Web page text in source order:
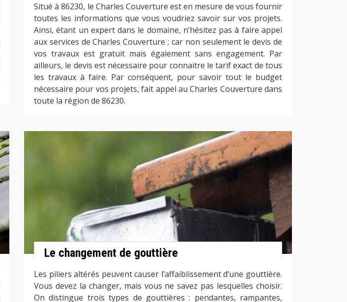
Situé à 86230, le Charles Couverture est en mesure de vous fournir
toutes les informations que vous voudriez savoir sur vos projets.
Ainsi, étant un expert dans le domaine, n’hésitez pas à faire appel
aux services de Charles Couverture ; car non seulement le devis de
vos travaux est gratuit mais également sans engagement. Par
ailleurs, le devis est nécessaire pour connaitre le tarif exact de tous
les travaux à faire. Par conséquent, pour savoir tout le budget
nécessaire pour vos projets, fait appel au Charles Couverture dans
toute la région de 86230.
Le changement de gouttière
Les piliers altérés peuvent causer l’affaiblissement d’une gouttière.
Vous devez la changer, mais vous ne savez pas lesquelles choisir.
On distingue trois types de gouttières : pendantes, rampantes,